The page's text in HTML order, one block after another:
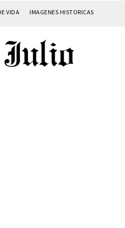
VIDA IMAGENES HISTORICAS